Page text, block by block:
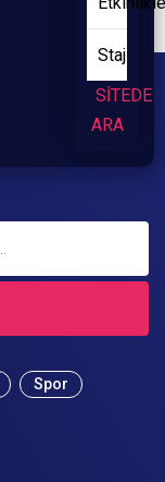
Staj
SİTEDE
ARA
Spor